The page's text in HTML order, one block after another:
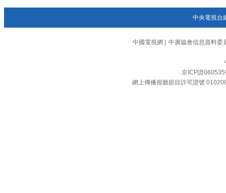
中央電視台
中國電視網 中廣協會信息資料委
京ICP證060535
網上傳播視聽節目許可證號